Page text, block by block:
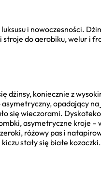
i nowoczesności.
stroje do aerobiku, welur i
dżinsy, koniecznie z
opadający
się wieczorami.
asymetryczne kroje –
różowy pas i
stały się białe